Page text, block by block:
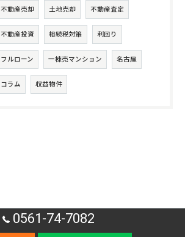
不動産売却 土地売却 不動産査定
不動産投資 相続税対策 利回り
フルローン 一棟売マンション 名古屋
コラム 収益物件
0561-74-7082